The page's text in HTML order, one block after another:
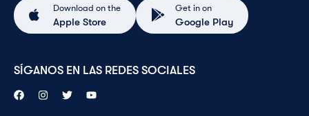
Download on the
Apple Store
Get in on
Google Play
SÍGANOS EN LAS REDES SOCIALES